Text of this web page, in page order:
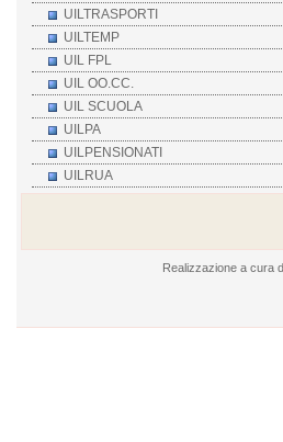
UILTRASPORTI
UILTEMP
UIL FPL
UIL OO.CC.
UIL SCUOLA
UILPA
UILPENSIONATI
UILRUA
Realizzazione a cura